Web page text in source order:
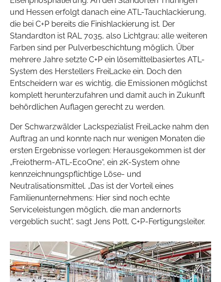
und Hessen erfolgt danach eine ATL-Tauchlackierung,
die bei C+P bereits die Finishlackierung ist. Der
Standardton ist RAL 7035, also Lichtgrau; alle weiteren
Farben sind per Pulverbeschichtung möglich. Über
mehrere Jahre setzte C+P ein lösemittelbasiertes ATL-
System des Herstellers FreiLacke ein. Doch den
Entscheidern war es wichtig, die Emissionen möglichst
komplett herunterzufahren und damit auch in Zukunft
behördlichen Auflagen gerecht zu werden.
Der Schwarzwälder Lackspezialist FreiLacke nahm den
Auftrag an und konnte nach nur wenigen Monaten die
ersten Ergebnisse vorlegen: Herausgekommen ist der
„Freiotherm-ATL-EcoOne“, ein 2K-System ohne
kennzeichnungspflichtige Löse- und
Neutralisationsmittel. „Das ist der Vorteil eines
Familienunternehmens: Hier sind noch echte
Serviceleistungen möglich, die man andernorts
vergeblich sucht“, sagt Jens Pott, C+P-Fertigungsleiter.